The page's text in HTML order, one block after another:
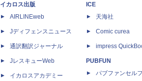
イカロス出版
AIRLINEweb
Jディフェンスニュース
通訳翻訳ジャーナル
JレスキューWeb
イカロスアカデミー
ICE
天海社
Comic curea
impress
PUBFUN
パブファンセルフ